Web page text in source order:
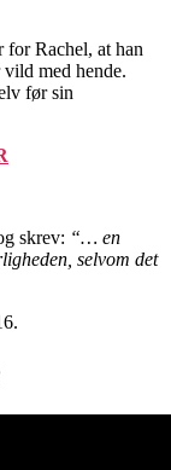
Rachel, at han
med hende.
før sin
skrev: “… en
selvom det